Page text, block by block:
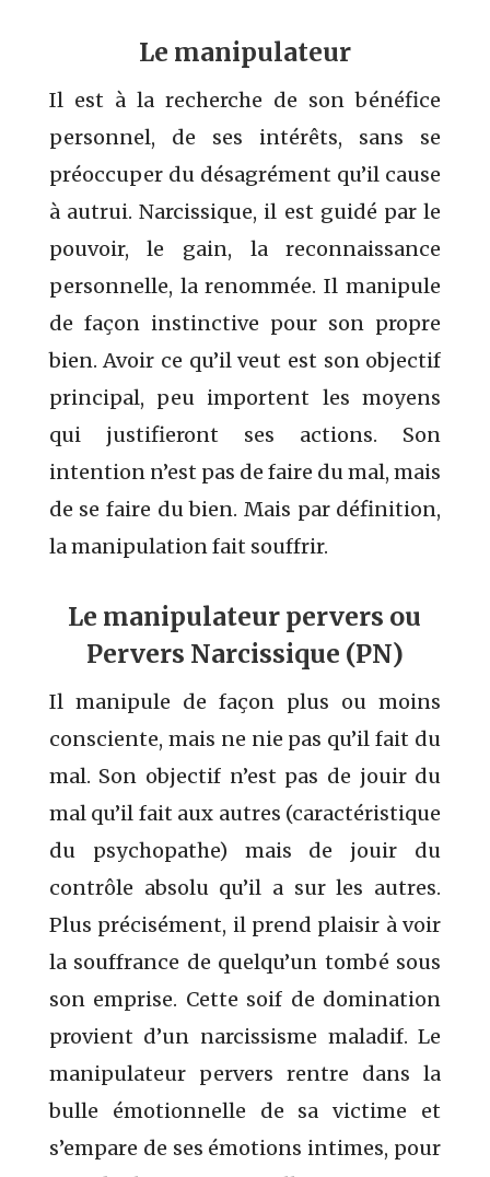
Le manipulateur
Il est à la recherche de son bénéfice
personnel, de ses intérêts, sans se
préoccuper du désagrément qu’il cause
à autrui. Narcissique, il est guidé par le
pouvoir, le gain, la reconnaissance
personnelle, la renommée. Il manipule
de façon instinctive pour son propre
bien. Avoir ce qu’il veut est son objectif
principal, peu importent les moyens
qui justifieront ses actions. Son
intention n’est pas de faire du mal, mais
de se faire du bien. Mais par définition,
la manipulation fait souffrir.
Le manipulateur pervers ou
Pervers Narcissique (PN)
Il manipule de façon plus ou moins
consciente, mais ne nie pas qu’il fait du
mal. Son objectif n’est pas de jouir du
mal qu’il fait aux autres (caractéristique
du psychopathe) mais de jouir du
contrôle absolu qu’il a sur les autres.
Plus précisément, il prend plaisir à voir
la souffrance de quelqu’un tombé sous
son emprise. Cette soif de domination
provient d’un narcissisme maladif. Le
manipulateur pervers rentre dans la
bulle émotionnelle de sa victime et
s’empare de ses émotions intimes, pour